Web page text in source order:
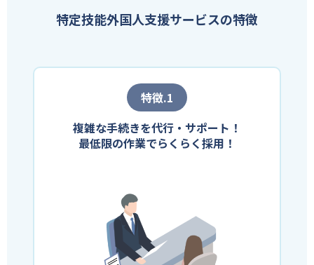
特定技能外国人支援サービスの特徴
特徴.1
複雑な手続きを代行・サポート！
最低限の作業でらくらく採用！